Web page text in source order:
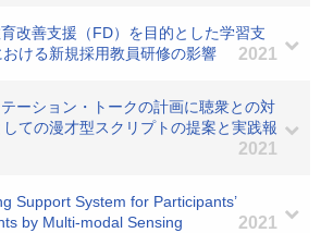
改善支援（FD）を目的とした学習支
ける新規採用教員研修の影響
2021
ーション・トークの計画に聴衆との対
ての漫才型スクリプトの提案と実践報
2021
Support System for Participants’
by Multi-modal Sensing
2021